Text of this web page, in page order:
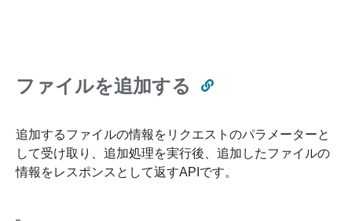
ファイルを追加する
追加するファイルの情報をリクエストのパラメーターと
して受け取り、追加処理を実行後、追加したファイルの
情報をレスポンスとして返すAPIです。